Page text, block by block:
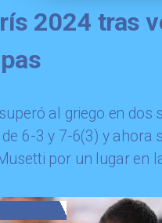
2024 tras
al griego en dos
6-3 y 7-6(3) y ahora
por un lugar en